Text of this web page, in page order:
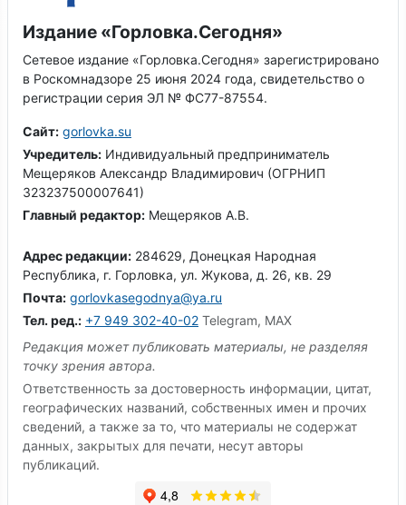
Издание «Горловка.Сегодня»
Сетевое издание «Горловка.Сегодня» зарегистрировано
в Роскомнадзоре 25 июня 2024 года, свидетельство о
регистрации серия ЭЛ № ФС77-87554.
Сайт: gorlovka.su
Учредитель: Индивидуальный предприниматель
Мещеряков Александр Владимирович (ОГРНИП
323237500007641)
Главный редактор: Мещеряков А.В.
Адрес редакции: 284629, Донецкая Народная
Республика, г. Горловка, ул. Жукова, д. 26, кв. 29
Почта: gorlovkasegodnya@ya.ru
Тел. ред.: +7 949 302-40-02 Telegram, MAX
Редакция может публиковать материалы, не разделяя
точку зрения автора.
Ответственность за достоверность информации, цитат,
географических названий, собственных имен и прочих
сведений, а также за то, что материалы не содержат
данных, закрытых для печати, несут авторы
публикаций.